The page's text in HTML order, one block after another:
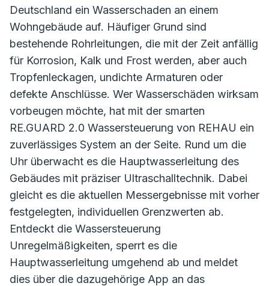
Deutschland ein Wasserschaden an einem
Wohngebäude auf. Häufiger Grund sind
bestehende Rohrleitungen, die mit der Zeit anfällig
für Korrosion, Kalk und Frost werden, aber auch
Tropfenleckagen, undichte Armaturen oder
defekte Anschlüsse. Wer Wasserschäden wirksam
vorbeugen möchte, hat mit der smarten
RE.GUARD 2.0 Wassersteuerung von REHAU ein
zuverlässiges System an der Seite. Rund um die
Uhr überwacht es die Hauptwasserleitung des
Gebäudes mit präziser Ultraschalltechnik. Dabei
gleicht es die aktuellen Messergebnisse mit vorher
festgelegten, individuellen Grenzwerten ab.
Entdeckt die Wassersteuerung
Unregelmäßigkeiten, sperrt es die
Hauptwasserleitung umgehend ab und meldet
dies über die dazugehörige App an das